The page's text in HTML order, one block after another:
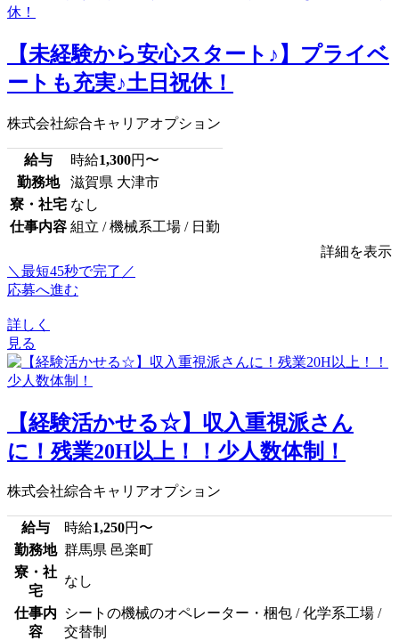
【未経験から安心スタート♪】プライベ
ートも充実♪土日祝休！
株式会社綜合キャリアオプション
給与 時給1,300円〜
勤務地
滋賀県 大津市
寮・社宅 なし
仕事内容 組立 / 機械系工場 / 日勤
詳細を表示
＼最短45秒で完了／
応募へ進む
詳しく
見る
【経験活かせる☆】収入重視派さん
に！残業20H以上！！少人数体制！
株式会社綜合キャリアオプション
給与 時給1,250円〜
勤務地 群馬県 邑楽町
寮・社
宅
なし
仕事内
容
シートの機械のオペレーター・梱包 / 化学系工場 /
交替制